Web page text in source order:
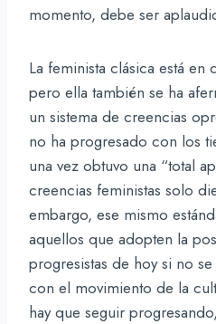
momento, debe ser
La feminista clásica está en
pero ella también se ha
un sistema de creencias
no ha progresado con los
una vez obtuvo una “total
creencias feministas solo
embargo, ese mismo
aquellos que adopten la
progresistas de hoy si no
con el movimiento de la
hay que seguir